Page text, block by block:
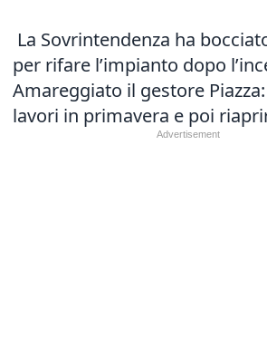
La Sovrintendenza ha
per rifare l’impianto dopo
Amareggiato il gestore
lavori in primavera e poi